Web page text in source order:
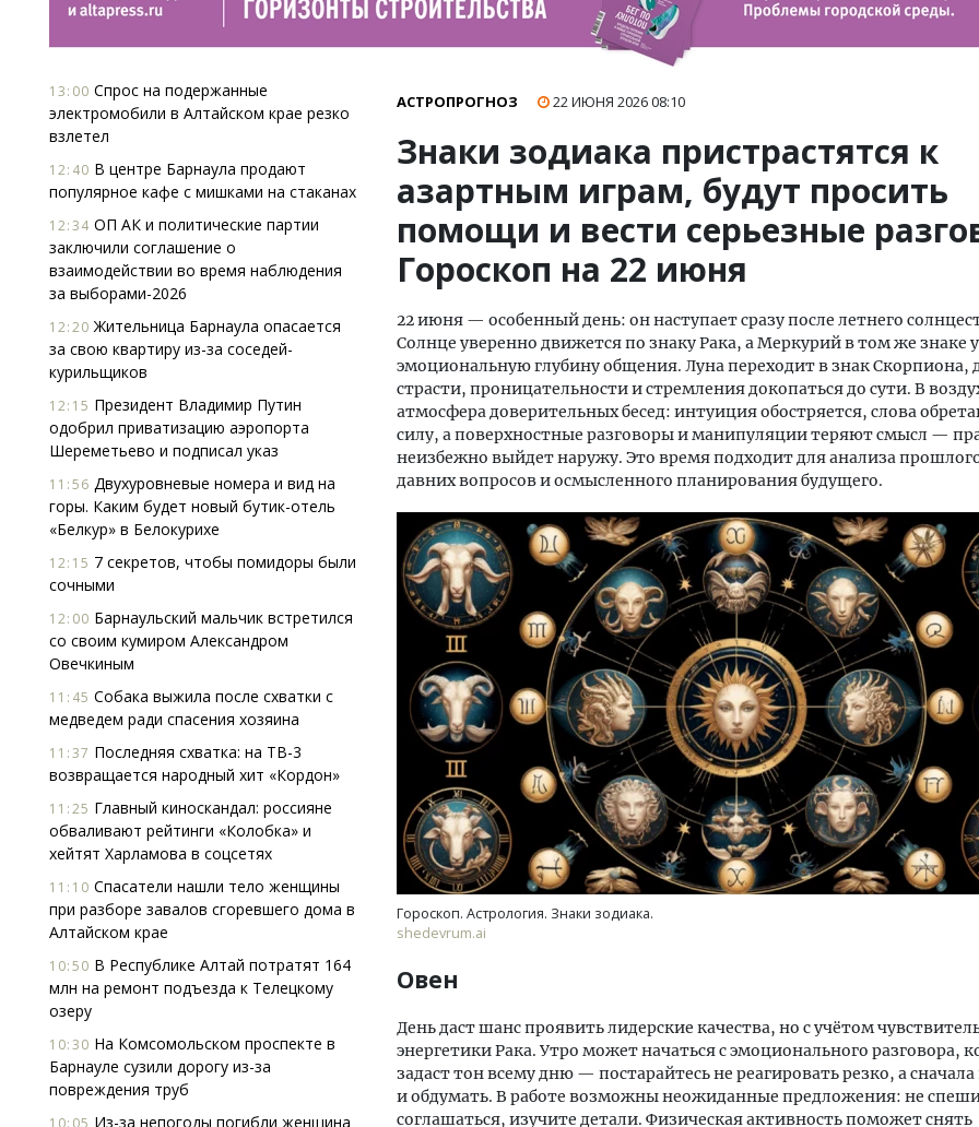
13:00 Спрос на подержанные
электромобили в Алтайском крае резко
взлетел
12:40 В центре Барнаула продают
популярное кафе с мишками на стаканах
12:34 ОП АК и политические партии
заключили соглашение о
взаимодействии во время наблюдения
за выборами-2026
12:20 Жительница Барнаула опасается
за свою квартиру из-за соседей-
курильщиков
12:15 Президент Владимир Путин
одобрил приватизацию аэропорта
Шереметьево и подписал указ
11:56 Двухуровневые номера и вид на
горы. Каким будет новый бутик-отель
«Белкур» в Белокурихе
12:15 7 секретов, чтобы помидоры были
сочными
12:00 Барнаульский мальчик встретился
со своим кумиром Александром
Овечкиным
11:45 Собака выжила после схватки с
медведем ради спасения хозяина
11:37 Последняя схватка: на ТВ-3
возвращается народный хит «Кордон»
11:25 Главный киноскандал: россияне
обваливают рейтинги «Колобка» и
хейтят Харламова в соцсетях
11:10 Спасатели нашли тело женщины
при разборе завалов сгоревшего дома в
Алтайском крае
10:50 В Республике Алтай потратят 164
млн на ремонт подъезда к Телецкому
озеру
10:30 На Комсомольском проспекте в
Барнауле сузили дорогу из-за
повреждения труб
10:05 Из-за непогоды погибли женщина
АСТРОПРОГНОЗ 22 ИЮНЯ 202608:10
Знаки зодиака пристрастятся к
азартным играм, будут просить
помощи и вести серьезные
Гороскоп на 22 июня
22 июня — особенный день: он наступает сразу после летнего
Солнце уверенно движется по знаку Рака, а Меркурий в том же знаке
эмоциональную глубину общения. Луна переходит в знак Скорпиона,
страсти, проницательности и стремления докопаться до сути. В
атмосфера доверительных бесед: интуиция обостряется, слова
силу, а поверхностные разговоры и манипуляции теряют смысл —
неизбежно выйдет наружу. Это время подходит для анализа
давних вопросов и осмысленного планирования будущего.
Гороскоп. Астрология. Знаки зодиака.
shedevrum.ai
Овен
День даст шанс проявить лидерские качества, но с учётом
энергетики Рака. Утро может начаться с эмоционального разговора,
задаст тон всему дню — постарайтесь не реагировать резко, а
и обдумать. В работе возможны неожиданные предложения: не
соглашаться, изучите детали. Физическая активность поможет снять
Смелость архитектурных идей.
Генеральный директор компании
ЗИАС — об эстетике городов,
трендах в фасадах и развитии рынка
СТРОИТЕЛЬСТВО
Ищем новые берега.
«Жилищной
Гатилов — о том, как
оставаться на плаву,
штормит
СТРОИТЕЛЬСТВО